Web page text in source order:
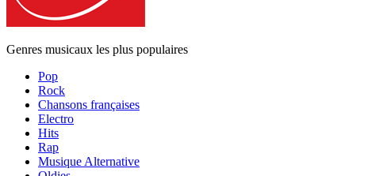
Genres musicaux les plus populaires
Pop
Rock
Chansons françaises
Electro
Hits
Rap
Musique Alternative